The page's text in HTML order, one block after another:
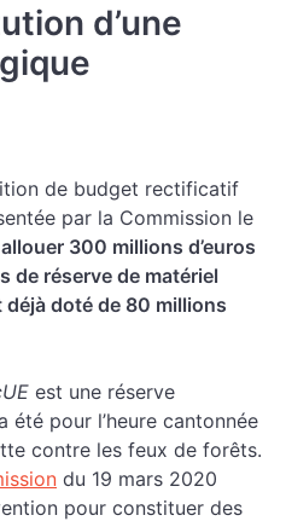
d’une
de budget rectificatif
par la Commission le
allouer 300 millions d’euros
de réserve de matériel
déjà doté de 80 millions
est une réserve
été pour l’heure cantonnée
contre les feux de forêts.
du 19 mars 2020
pour constituer des